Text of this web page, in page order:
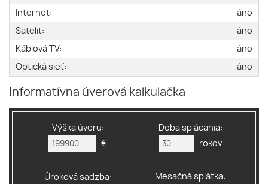
Internet:
áno
Satelit:
áno
Káblová TV:
áno
Optická sieť:
áno
Informatívna úverová kalkulačka
Výška úveru:
€
Doba splácania:
rokov
Úroková sadzba:
Mesačná splátka: